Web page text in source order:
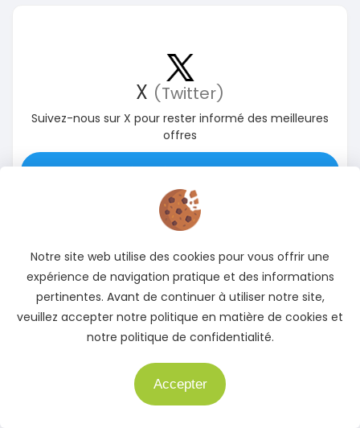
X (Twitter)
Suivez-nous sur X pour rester informé des meilleures
offres
Accédez à notre page X
Instagram
Suivez-nous sur Instagram pour rester informé des
meilleures offres
Notre site web utilise des cookies pour vous offrir une
expérience de navigation pratique et des informations
pertinentes. Avant de continuer à utiliser notre site,
veuillez accepter notre politique en matière de cookies et
notre politique de confidentialité.
Accepter